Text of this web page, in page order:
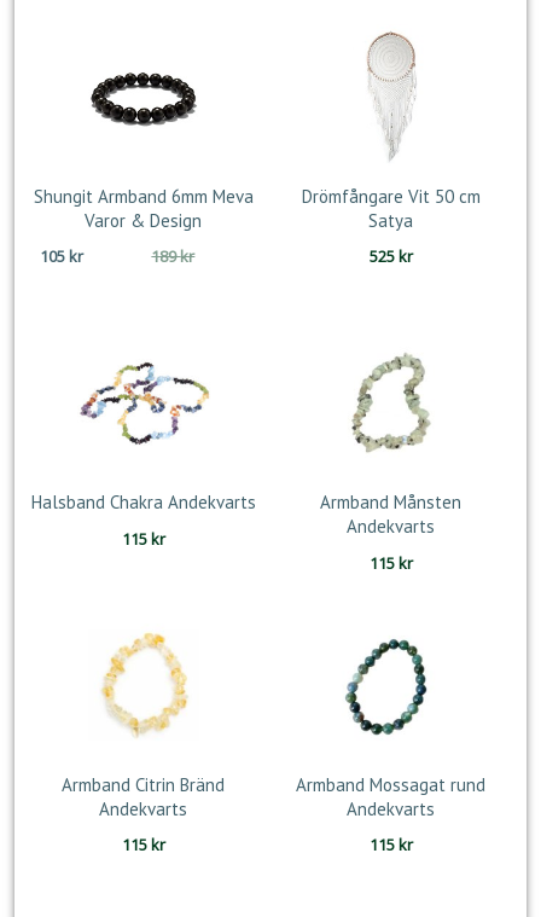
Shungit Armband 6mm Meva
Varor & Design
189krDet
105kr
Det
Drömfångare Vit 50 cm
Satya
525kr
Halsband Chakra Andekvarts
115kr
Armband Månsten
Andekvarts
115kr
Armband Citrin Bränd
Andekvarts
115 kr
Armband Mossagat rund
Andekvarts
115 kr